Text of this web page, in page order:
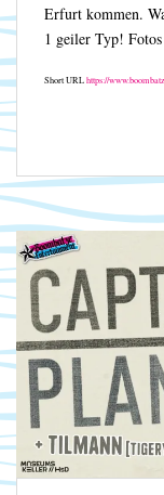
Erfurt kommen.
1 geiler Typ!
Short URLhttps://